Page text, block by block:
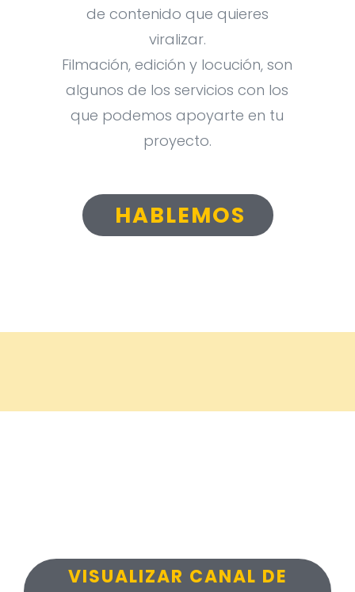
de contenido que quieres
viralizar.
Filmación, edición y locución, son
algunos de los servicios con los
que podemos apoyarte en tu
proyecto.
HABLEMOS
VISUALIZAR CANAL DE